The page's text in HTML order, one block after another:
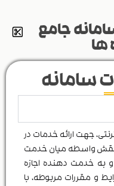
جامع
ها
سامانه
جهت ارائه خدمات در
نقش واسطه میان خدمت
به خدمت دهنده اجازه
و مقررات مربوطه، با